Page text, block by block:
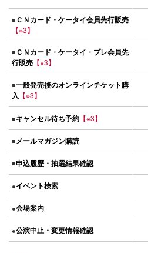
■ＣＮカード・ケータイ会員先行販売
【※3】
■ＣＮカード・ケータイ・プレ会員先
行販売 【※3】
■一般発売後のオンラインチケット購
入 【※3】
■キャンセル待ち予約 【※3】
■メールマガジン購読
■申込履歴・抽選結果確認
●イベント検索
●会場案内
●公演中止・変更情報確認